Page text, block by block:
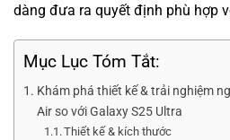
dàng đưa ra quyết định phù hợp
Mục Lục Tóm Tắt:
Khám phá thiết kế & trải nghiệm
Air so với Galaxy S25 Ultra
Thiết kế & kích thước